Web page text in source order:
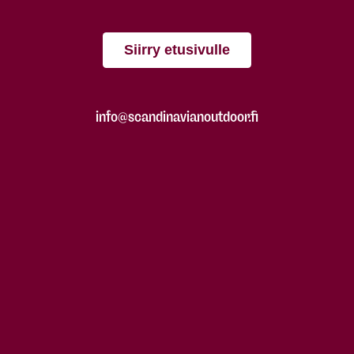
Siirry etusivulle
info@scandinavianoutdoor.fi